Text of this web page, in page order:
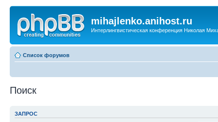
mihajlenko.anihost.ru
Интерлингвистическая конференция Николая
Список форумов
Поиск
ЗАПРОС